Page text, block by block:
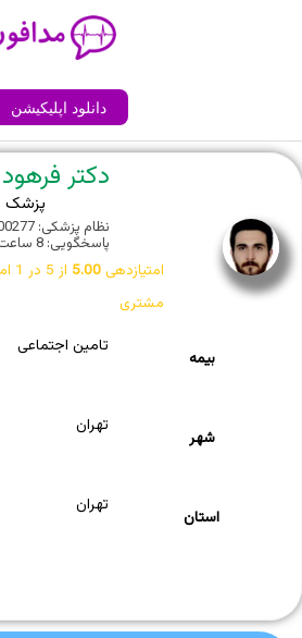
دانلود اپلیکیشن
دکتر
پزشک
نظام پزشکی: 200277
پاسخگویی: 8 ساعت
امتیازدهی5.00 از 5 در 1
مشتری
بیمه
تامین اجتماعی
شهر
تهران
استان
تهران